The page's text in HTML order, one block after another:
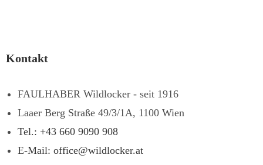
Kontakt
FAULHABER Wildlocker - seit 1916
Laaer Berg Straße 49/3/1A, 1100 Wien
Tel.: +43 660 9090 908
E-Mail: office@wildlocker.at